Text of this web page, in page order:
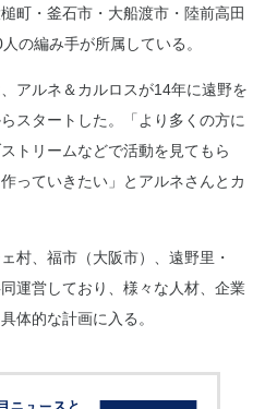
町・釜石市・大船渡市・陸前高田
の編み手が所属している。
アルネ＆カルロスが14年に遠野を
スタートした。「より多くの方に
トリームなどで活動を見てもら
っていきたい」とアルネさんとカ
村、福市（大阪市）、遠野里・
運営しており、様々な人材、企業
体的な計画に入る。